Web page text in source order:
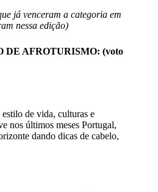
já venceram a categoria em
nessa edição)
DE AFROTURISMO: (voto
de vida, culturas e
nos últimos meses Portugal,
dando dicas de cabelo,